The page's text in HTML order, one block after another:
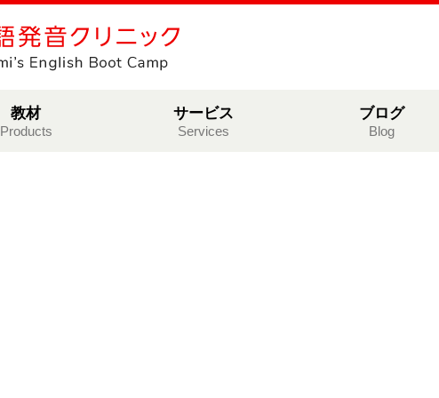
教材
Products
サービス
Services
ブログ
Blog